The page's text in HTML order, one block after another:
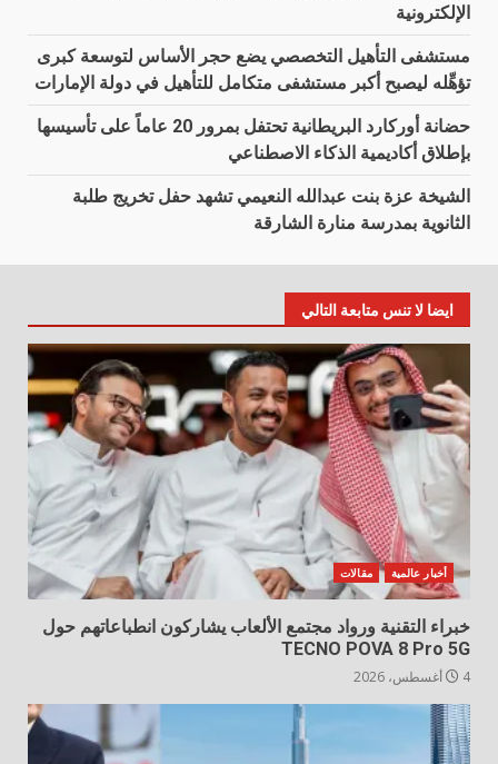
الإلكترونية
مستشفى التأهيل التخصصي يضع حجر الأساس لتوسعة كبرى
تؤهِّله ليصبح أكبر مستشفى متكامل للتأهيل في دولة الإمارات
حضانة أوركارد البريطانية تحتفل بمرور 20 عاماً على تأسيسها
بإطلاق أكاديمية الذكاء الاصطناعي
الشيخة عزة بنت عبدالله النعيمي تشهد حفل تخريج طلبة
الثانوية بمدرسة منارة الشارقة
ايضا لا تنس متابعة التالي
أخبار عالمية مقالات
خبراء التقنية ورواد مجتمع الألعاب يشاركون انطباعاتهم حول
TECNO POVA 8 Pro 5G
4 أغسطس، 2026